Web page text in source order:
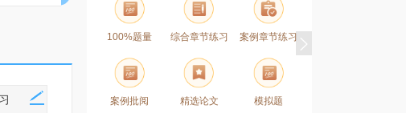
100%题量 综合章节练习 案例章节练习
案例批阅 精选论文 模拟题